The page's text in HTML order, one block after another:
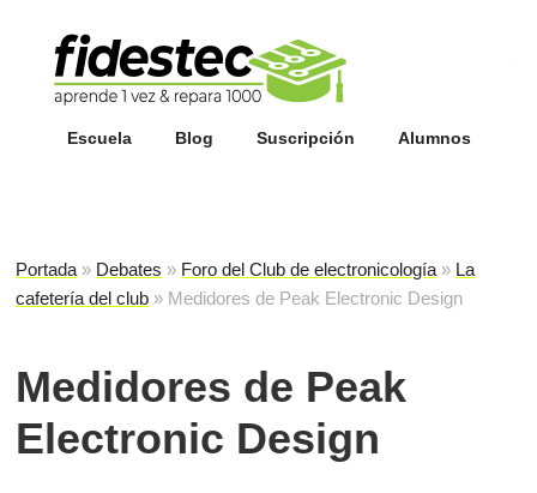
Escuela Blog Suscripción Alumnos
Portada » Debates » Foro del Club de electronicología » La
cafetería del club » Medidores de Peak Electronic Design
Medidores de Peak
Electronic Design